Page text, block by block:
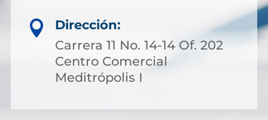

Dirección:
Carrera 11 No. 14-14 Of. 202
Centro Comercial
Meditrópolis I